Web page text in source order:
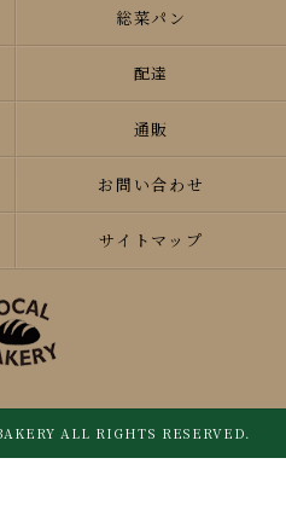
総菜パン
配達
通販
お問い合わせ
サイトマップ
ALL RIGHTS RESERVED.